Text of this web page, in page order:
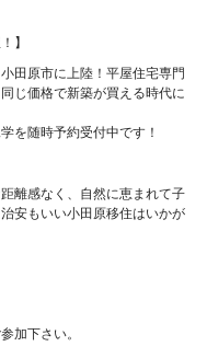
】
田原市に上陸！平屋住宅専門
じ価格で新築が買える時代に
を随時予約受付中です！
離感なく、自然に恵まれて子
安もいい小田原移住はいかが
加下さい。